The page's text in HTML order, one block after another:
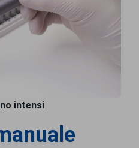
intensi